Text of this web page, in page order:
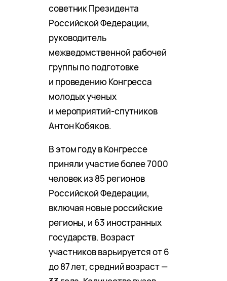
советник Президента
Российской Федерации,
руководитель
межведомственной рабочей
группы по подготовке
и проведению Конгресса
молодых ученых
и мероприятий-спутников
Антон Кобяков.
В этом году в Конгрессе
приняли участие более 7000
человек из 85 регионов
Российской Федерации,
включая новые российские
регионы, и 63 иностранных
государств. Возраст
участников варьируется от 6
до 87 лет, средний возраст —